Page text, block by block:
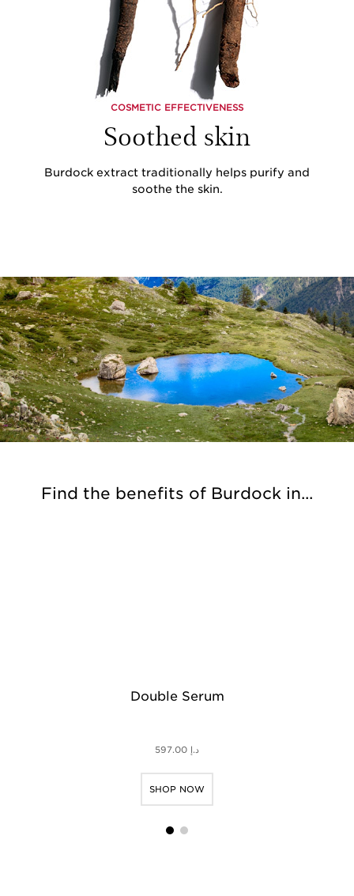
COSMETIC EFFECTIVENESS
Soothed skin
Burdock extract traditionally helps purify and
soothe the skin.
Find the benefits of Burdock in...
Double Serum
د.إ 597.00
SHOP NOW
1 2